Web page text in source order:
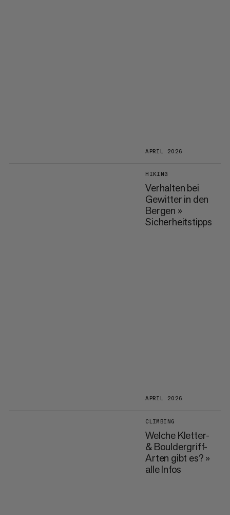
APRIL 2026
HIKING
Verhalten bei
Gewitter in den
Bergen »
Sicherheitstipps
APRIL 2026
CLIMBING
Welche Kletter-
& Bouldergriff-
Arten gibt es? »
alle Infos